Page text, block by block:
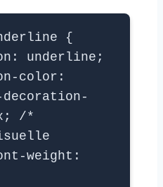
{
underline;
color:
/*
weight: